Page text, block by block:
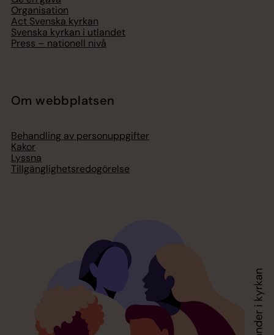
Organisation
Act Svenska kyrkan
Svenska kyrkan i utlandet
Press – nationell nivå
Om webbplatsen
Behandling av personuppgifter
Kakor
Lyssna
Tillgänglighetsredogörelse